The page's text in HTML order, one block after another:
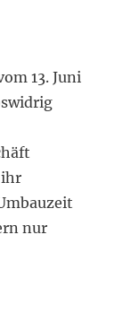
13. Juni
ihr
nur